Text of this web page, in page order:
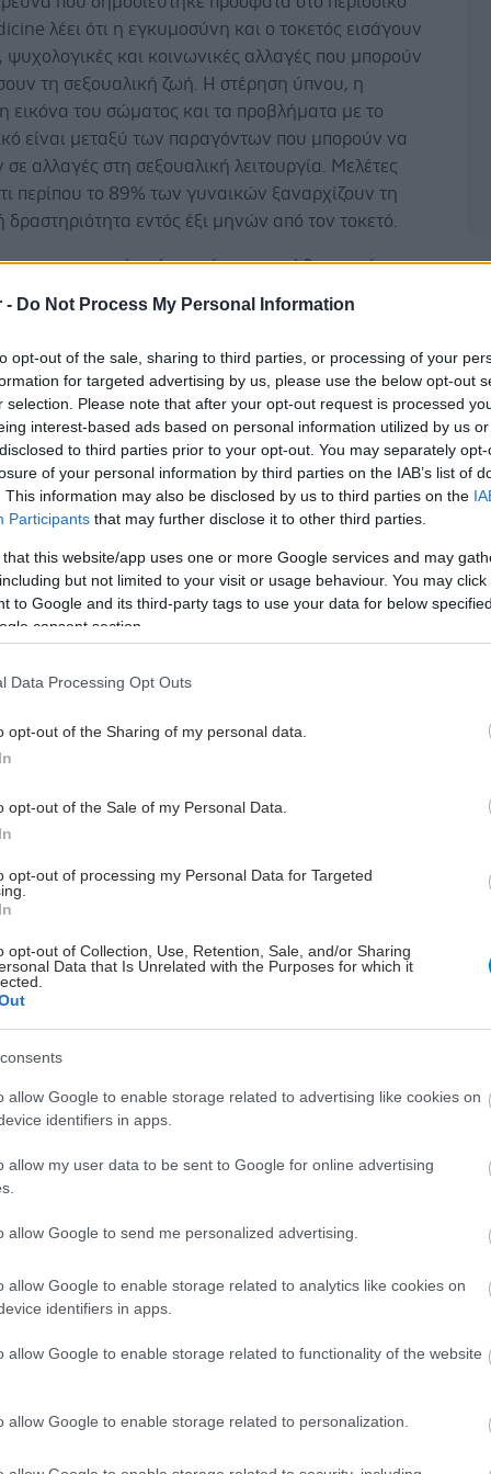
- Do Not Process My Personal Information
opt-out of the sale, sharing to third parties, or processing of your
for targeted advertising by us, please use the below opt-out
selection. Please note that after your opt-out request is processed
interest-based ads based on personal information utilized by us
to third parties prior to your opt-out. You may separately
of your personal information by third parties on the IAB’s list of
This information may also be disclosed by us to third parties on the
Participants that may further disclose it to other third parties.
that this website/app uses one or more Google services and may
but not limited to your visit or usage behaviour. You may
to Google and its third-party tags to use your data for below
consent section.
Data Processing Opt Outs
opt-out of the Sharing of my personal data.
opt-out of the Sale of my Personal Data.
opt-out of processing my Personal Data for Targeted
opt-out of Collection, Use, Retention, Sale, and/or Sharing
Data that Is Unrelated with the Purposes for which it
allow Google to enable storage related to advertising like cookies on
identifiers in apps.
allow my user data to be sent to Google for online advertising
allow Google to send me personalized advertising.
allow Google to enable storage related to analytics like cookies on
identifiers in apps.
allow Google to enable storage related to functionality of the website
allow Google to enable storage related to personalization.
λέει ότι η εγκυμοσύνη και ο τοκετός εισάγουν
ψυχολογικές και κοινωνικές αλλαγές που μπορούν
τη σεξουαλική ζωή. Η στέρηση ύπνου, η
εικόνα του σώματος και τα προβλήματα με το
είναι μεταξύ των παραγόντων που μπορούν να
αλλαγές στη σεξουαλική λειτουργία. Μελέτες
περίπου το 89% των γυναικών ξαναρχίζουν τη
δραστηριότητα εντός έξι μηνών από τον τοκετό.
πιο σημαντικό πράγμα είναι να νιώθετε εσείς το
όπως και το μυαλό σας. Είτε χρειαστούν
σε αυτό που αισθάνεστε σωστό για εσάς
σας, διασφαλίζοντας παράλληλα ανοιχτή
και κατανόηση.
να είναι διαφορετικό με το σεξ μετά
τοκετό, ο κόλπος συνήθως τεντώνεται και η
ελαφρώς. Το πόσο μεγάλη είναι αυτή η αλλαγή
μπορεί να εκτιμηθεί κατά τη διάρκεια της
επαφής. Επιπλέον, πολλές γυναίκες που θηλάζουν
συχνά ξηρότητα στον κόλπο.
των μυών που στηρίζουν το πυελικό έδαφος
κάθεστε πάνω σε έναν μικρό βώλο και σφίξτε τους
μυς σας σαν να προσπαθείτε να τον σηκώσετε.
στοχεύοντας σε 10-15 επαναλήψεις στη σειρά,
τρεις φορές την ημέρα.
για να κάνετε το σεξ καλύτερο
μωρό
με τον σύντροφό σας μπορεί να απαιτεί
Τα μικρά βήματα μπορούν να κάνουν μεγάλη
να κάντε το σεξ καλύτερο και πιο άνετο σε αυτή τη
αντιμετώπιση τυχόν ξηρότητας με λιπαντικά μπορεί
σεξ, καθώς μπορεί να προσφέρει επιλογές
Η διερεύνηση εναλλακτικών λύσεων όπως το μασάζ
η οικειότητα δεν περιορίζεται στη σεξουαλική επαφή.
ανησυχία. Η ενίσχυση του δεσμού σας μπορεί να